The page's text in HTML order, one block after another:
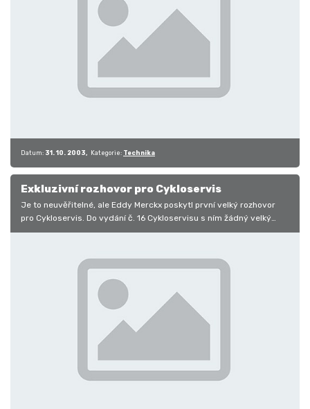
Datum: 31. 10. 2003 Kategorie: Technika
Exkluzivní rozhovor pro Cykloservis
Je to neuvěřitelné, ale Eddy Merckx poskytl první velký rozhovor
pro Cykloservis. Do vydání č. 16 Cykloservisu s ním žádný velký
rozhovor…